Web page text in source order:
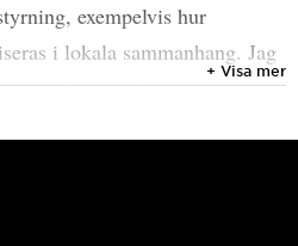
exempelvis hur
i lokala sammanhang. Jag
marknadisering,
+ Visa mer